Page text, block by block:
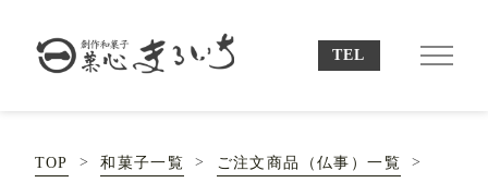
TOP 和菓子一覧 ご注文商品（仏事）一覧